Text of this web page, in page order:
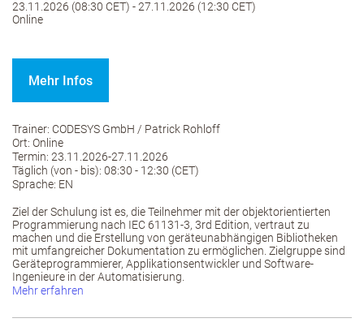
23.11.2026 (08:30 CET) - 27.11.2026 (12:30 CET)
Online
Mehr Infos
Trainer: CODESYS GmbH / Patrick Rohloff
Ort: Online
Termin: 23.11.2026-27.11.2026
Täglich (von - bis): 08:30 - 12:30 (CET)
Sprache: EN
Ziel der Schulung ist es, die Teilnehmer mit der objektorientierten
Programmierung nach IEC 61131-3, 3rd Edition, vertraut zu
machen und die Erstellung von geräteunabhängigen Bibliotheken
mit umfangreicher Dokumentation zu ermöglichen. Zielgruppe sind
Geräteprogrammierer, Applikationsentwickler und Software-
Ingenieure in der Automatisierung.
Mehr erfahren